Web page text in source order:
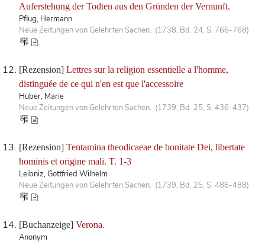
Auferstehung der Todten aus den Gründen der Vernunft.
Pflug, Hermann
Neue Zeitungen von Gelehrten Sachen. (1738, Bd. 24, S. 766-768)
[Rezension] Lettres sur la religion essentielle a l'homme,
distinguée de ce qui n'en est que l'accessoire
Huber, Marie
Neue Zeitungen von Gelehrten Sachen. (1739, Bd. 25, S. 436-437)
[Rezension] Tentamina theodicaeae de bonitate Dei, libertate
hominis et origine mali. T. 1-3
Leibniz, Gottfried Wilhelm
Neue Zeitungen von Gelehrten Sachen. (1739, Bd. 25, S. 486-488)
[Buchanzeige] Verona.
Anonym